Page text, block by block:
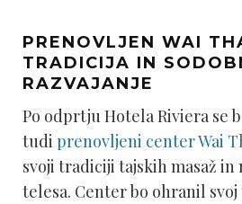
PRENOVLJEN WAI
TRADICIJA IN
RAZVAJANJE
Po odprtju Hotela Riviera se
tudi prenovljeni center Wai
svoji tradiciji tajskih masaž in
telesa. Center bo ohranil